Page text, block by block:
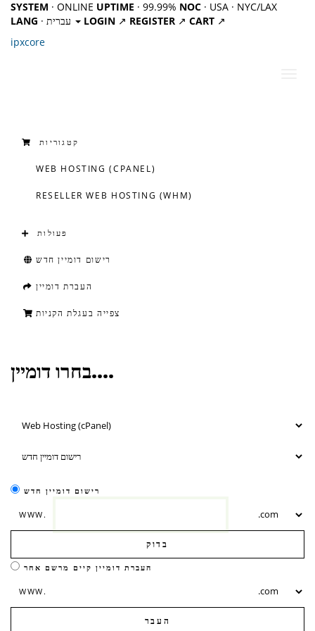
SYSTEM · ONLINE UPTIME · 99.99% NOC · USA · NYC/LAX
LANG
LOGIN ↗ REGISTER ↗ CART ↗
ipxcore
קטגוריות
WEB HOSTING (CPANEL)
RESELLER WEB HOSTING (WHM)
פעולות
רישום דומיין חדש
העברת דומיין
צפייה בעגלת הקניות
בחרו דומיין....
רישום דומיין חדש
WWW.
בדוק
העברת דומיין קיים מרשם אחר
WWW.
העבר